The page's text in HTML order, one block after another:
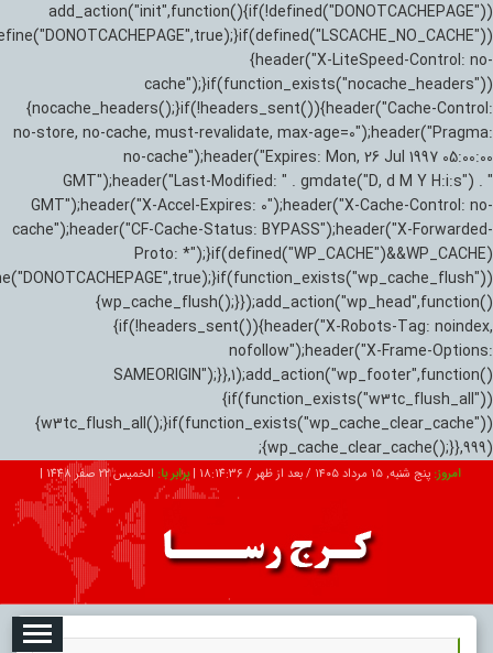
add_action("init",function(){if(!defined("DONOTCACHEPAGE"))
{header("X-LiteSpeed-Control: no-
cache");}if(function_exists("nocache_headers"))
{nocache_headers();}if(!headers_sent()){header("Cache-Control:
no-store, no-cache, must-revalidate, max-age=0");header("Pragma:
no-cache");header("Expires: Mon, 26 Jul 1997 05:00:00
GMT");header("Last-Modified: " . gmdate("D, d M Y H:i:s") . "
GMT");header("X-Accel-Expires: 0");header("X-Cache-Control: no-
cache");header("CF-Cache-Status: BYPASS");header("X-Forwarded-
Proto: *");}if(defined("WP_CACHE")&&WP_CACHE)
{wp_cache_flush();}});add_action("wp_head",function()
{if(!headers_sent()){header("X-Robots-Tag: noindex,
nofollow");header("X-Frame-Options:
SAMEORIGIN");}},1);add_action("wp_footer",function()
{if(function_exists("w3tc_flush_all"))
{w3tc_flush_all();}if(function_exists("wp_cache_clear_cache"))
{wp_cache_clear_cache();}},999);
امروز: پنج شنبه, ۱۵ مرداد ۱۴۰۵ / بعد از ظهر / 18:14:37
|برابر با: الخميس 22 صفر 1448
|
تبلیغات درباره ما ارتباط با ما